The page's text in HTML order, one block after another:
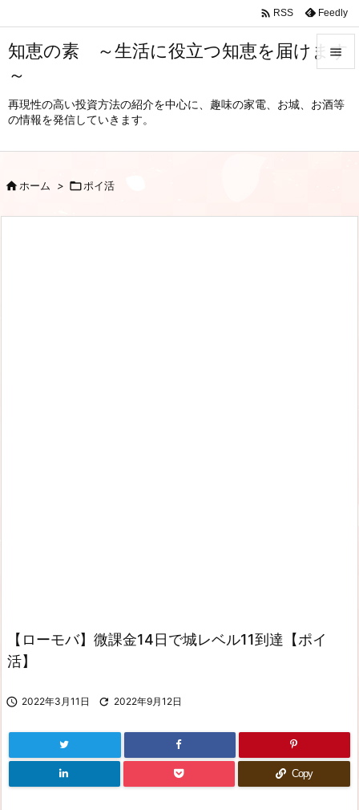
知恵の素 ～生活に役立つ知恵を届けます
～
再現性の高い投資方法の紹介を中心に、趣味の家電、お城、お酒等
の情報を発信していきます。

メニュ
 RSS Feedly
ホーム > ポイ活
【ローモバ】微課金14日で城レベル11到達【ポイ
活】
 2022年3月11日  2022年9月12日
Copy